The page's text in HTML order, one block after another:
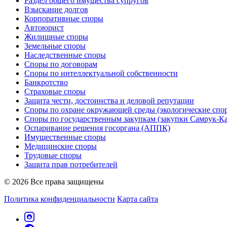
Взыскание долгов
Корпоративные споры
Автоюрист
Жилищные споры
Земельные споры
Наследственные споры
Споры по договорам
Споры по интеллектуальной собственности
Банкротство
Страховые споры
Защита чести, достоинства и деловой репутации
Споры по охране окружающей среды (экологические
Споры по государственным закупкам (закупки Самрук-
Оспаривание решения госоргана (АППК)
Имущественные споры
Медицинские споры
Трудовые споры
Защита прав потребителей
© 2026 Все права защищены
Политика конфиденциальности Карта сайта